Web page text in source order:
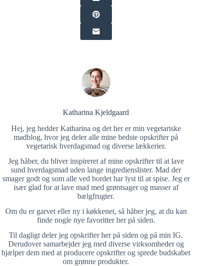
Katharina Kjeldgaard
Hej, jeg hedder Katharina og det her er min vegetariske
madblog, hvor jeg deler alle mine bedste opskrifter på
vegetarisk hverdagsmad og diverse lækkerier.
Jeg håber, du bliver inspireret af mine opskrifter til at lave
sund hverdagsmad uden lange ingredienslister. Mad der
smager godt og som alle ved bordet har lyst til at spise. Jeg er
især glad for at lave mad med grøntsager og masser af
bælgfrugter.
Om du er garvet eller ny i køkkenet, så håber jeg, at du kan
finde nogle nye favoritter her på siden.
Til dagligt deler jeg opskrifter her på siden og på min IG.
Derudover samarbejder jeg med diverse virksomheder og
hjælper dem med at producere opskrifter og sprede budskabet
om grønne produkter.